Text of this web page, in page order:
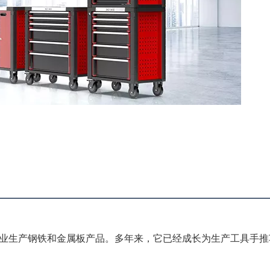
生产钢铁和金属板产品。多年来，它已经成长为生产工具手